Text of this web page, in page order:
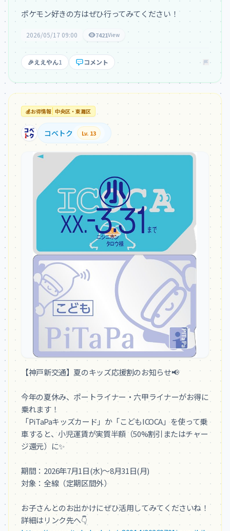
ポケモン好きの方はぜひ行ってみてください！
2026/05/17 09:00 7421View
🎉ええやん1 コメント
💰お得情報 中央区・東灘区
コベトク Lv. 13
【神戸新交通】夏のキッズ応援割のお知らせ📢
今年の夏休み、ポートライナー・六甲ライナーがお得に
乗れます！
「PiTaPaキッズカード」か「こどもICOCA」を使って乗
車すると、小児運賃が実質半額（50%割引またはチャー
ジ還元）に✨
期間：2026年7月1日(水)〜8月31日(月)
対象：全線（定期区間外）
お子さんとのお出かけにぜひ活用してみてくださいね！